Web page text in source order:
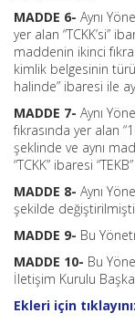
MADDE 6- Aynı
yer alan “TCKK’si”
maddenin ikinci
kimlik belgesinin
halinde” ibaresi ile
MADDE 7- Aynı
fıkrasında yer alan
şeklinde ve aynı
“TCKK” ibaresi
MADDE 8- Aynı
şekilde
MADDE 9- Bu
MADDE 10- Bu
İletişim Kurulu
Ekleri için